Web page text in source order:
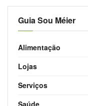
Guia Sou Méier
Alimentação
Lojas
Serviços